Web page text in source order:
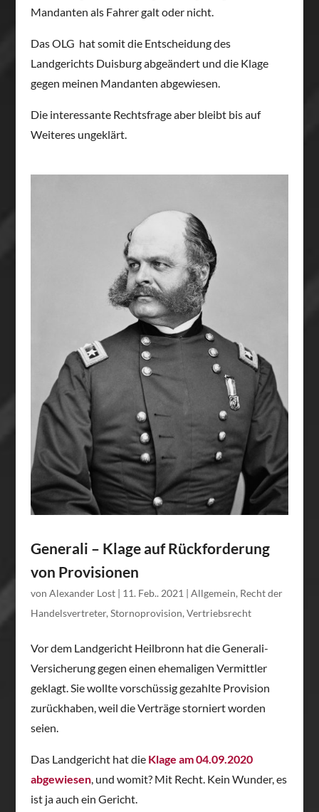
Mandanten als Fahrer galt oder nicht.
Das OLG hat somit die Entscheidung des
Landgerichts Duisburg abgeändert und die Klage
gegen meinen Mandanten abgewiesen.
Die interessante Rechtsfrage aber bleibt bis auf
Weiteres ungeklärt.
Generali – Klage auf Rückforderung
von Provisionen
von Alexander Lost| 11. Feb.. 2021 | Allgemein, Recht der
Handelsvertreter, Stornoprovision, Vertriebsrecht
Vor dem Landgericht Heilbronn hat die Generali-
Versicherung gegen einen ehemaligen Vermittler
geklagt. Sie wollte vorschüssig gezahlte Provision
zurückhaben, weil die Verträge storniert worden
seien.
Das Landgericht hat die Klage am 04.09.2020
abgewiesen, und womit? Mit Recht. Kein Wunder, es
ist ja auch ein Gericht.